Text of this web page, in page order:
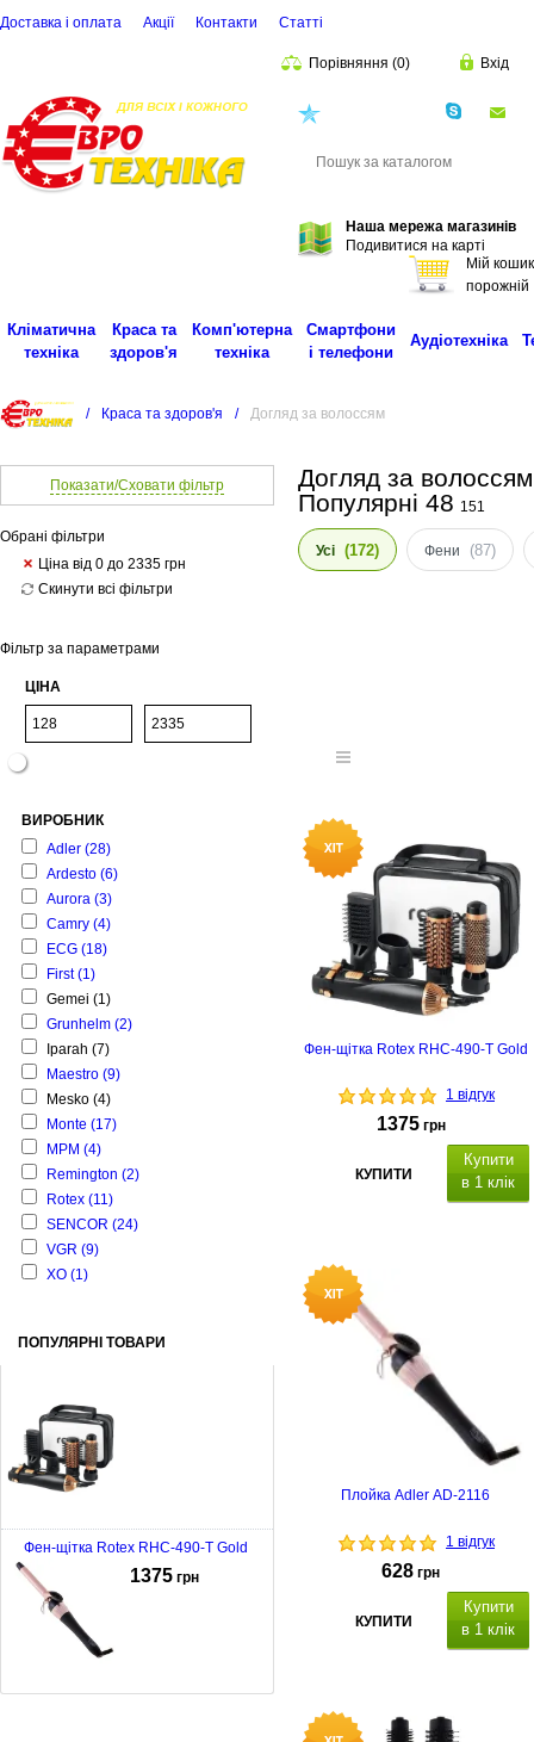
Доставка і оплата Акції Контакти Статті
Порівняння (0) Вхід
Наша мережа магазинів
Подивитися на карті
Мій кошик
порожній
Кліматична
техніка
Краса та
здоров'я
Комп'ютерна
техніка
Смартфони
і телефони
Аудіотехніка
/ Краса та здоров'я / Догляд за волоссям
Показати/Сховати фільтр
Обрані фільтри
Ціна від 0 до 2335 грн
Скинути всі фільтри
Фільтр за параметрами
ЦІНА
ВИРОБНИК
Adler (28)
Ardesto (6)
Aurora (3)
Camry (4)
ECG (18)
First (1)
Gemei (1)
Grunhelm (2)
Iparah (7)
Maestro (9)
Mesko (4)
Monte (17)
MPM (4)
Remington (2)
Rotex (11)
SENCOR (24)
VGR (9)
XO (1)
ПОПУЛЯРНІ ТОВАРИ
Фен-щітка Rotex RHC-490-T Gold
1375 грн
Догляд за волоссям
Популярні 48 151
Усі (172) Фени (87)
Фен-щітка Rotex RHC-490-T Gold
1 відгук
1375 грн
КУПИТИ
Купити
в 1 клік
швидкості,
щітка з обертанням 50 мм, щітка
38 мм, насадка-концентратор,
захист від перегріву
Плойка Adler AD-2116
1 відгук
628 грн
КУПИТИ
Купити
в 1 клік